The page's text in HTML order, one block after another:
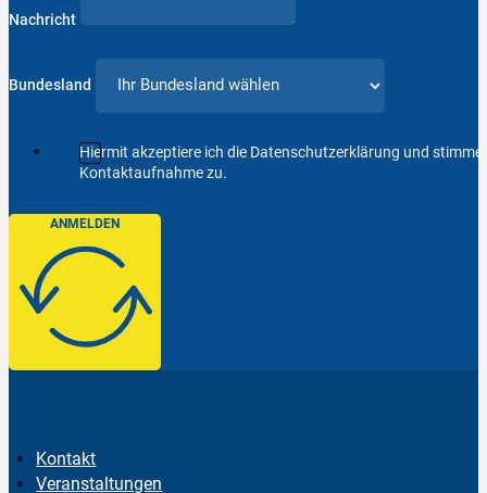
Nachricht
Bundesland
Hiermit akzeptiere ich die Datenschutzerklärung und
Kontaktaufnahme zu.
ANMELDEN
Kontakt
Veranstaltungen